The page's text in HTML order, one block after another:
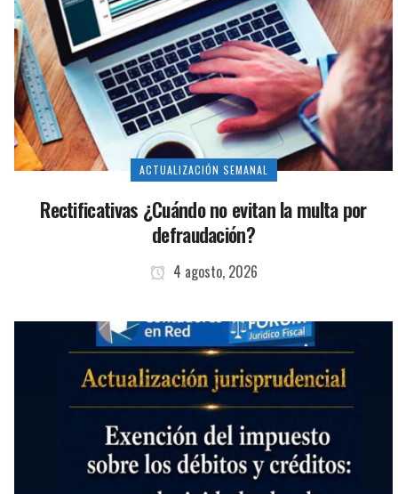
ACTUALIZACIÓN SEMANAL
Rectificativas ¿Cuándo no evitan la multa por
defraudación?
4 agosto, 2026